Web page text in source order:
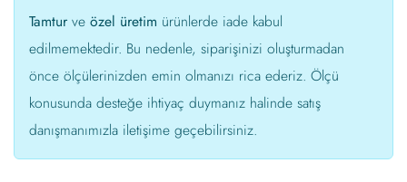
Tamtur ve özel üretim ürünlerde iade kabul
edilmemektedir. Bu nedenle, siparişinizi oluşturmadan
önce ölçülerinizden emin olmanızı rica ederiz. Ölçü
konusunda desteğe ihtiyaç duymanız halinde satış
danışmanımızla iletişime geçebilirsiniz.